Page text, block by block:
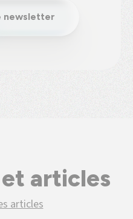
newsletter
articles
articles